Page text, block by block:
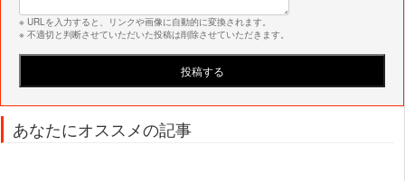
※ URLを入力すると、リンクや画像に自動的に変換されます。
※ 不適切と判断させていただいた投稿は削除させていただきます。
あなたにオススメの記事